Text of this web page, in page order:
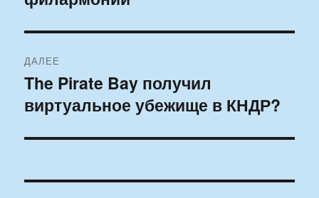
ДАЛЕЕ
Следующая
запись:
The Pirate Bay получил
виртуальное убежище в КНДР?